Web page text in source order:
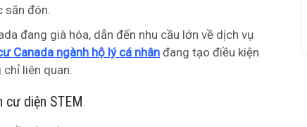
săn đón.
đang già hóa, dẫn đến nhu cầu lớn về dịch vụ
Canada ngành hộ lý cá nhân đang tạo điều kiện
liên quan.
diện STEM